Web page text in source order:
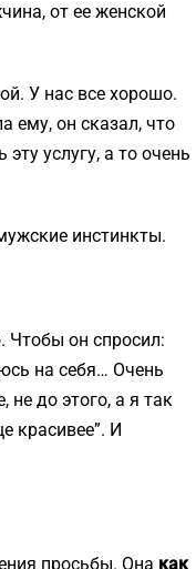
от ее женской
У нас все хорошо.
ему, он сказал, что
услугу, а то очень
инстинкты.
Чтобы он спросил:
на себя… Очень
не до этого, а я так
красивее”. И
просьбы. Она как